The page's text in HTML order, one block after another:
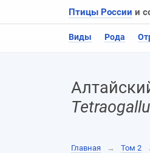
Птицы России и
Виды Рода
Главная → Том 2